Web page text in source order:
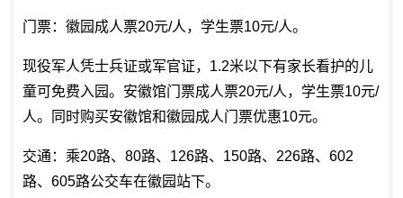
门票：徽园成人票20元/人，学生票10元/人。
现役军人凭士兵证或军官证，1.2米以下有家长看护的儿
童可免费入园。安徽馆门票成人票20元/人，学生票10元/
人。同时购买安徽馆和徽园成人门票优惠10元。
交通：乘20路、80路、126路、150路、226路、602
路、605路公交车在徽园站下。